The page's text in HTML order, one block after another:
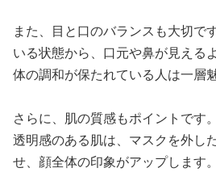
また、目と口のバランスも大切で
いる状態から、口元や鼻が見える
体の調和が保たれている人は一層
さらに、肌の質感もポイントです
透明感のある肌は、マスクを外し
せ、顔全体の印象がアップします。